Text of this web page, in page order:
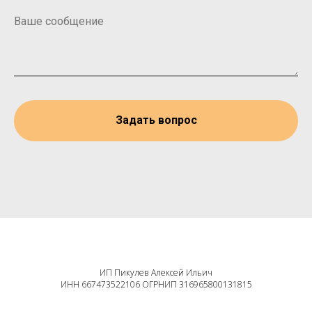
Задать вопрос
ИП Пикулев Алексей Ильич
ИНН 667473522106 ОГРНИП 316965800131815